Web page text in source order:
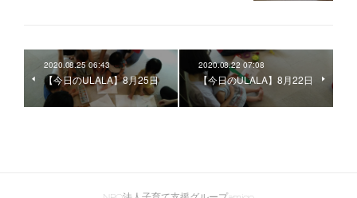
2020.08.25 06:43
【今日のULALA】8月25日
2020.08.22 07:08
【今日のULALA】8月22日